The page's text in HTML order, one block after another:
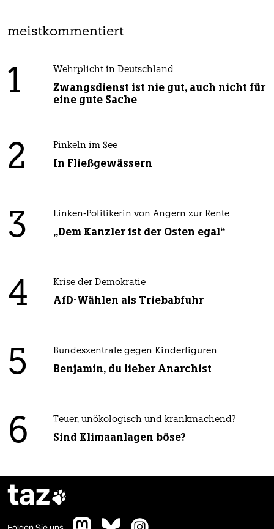
meistkommentiert
1 Wehrplicht in Deutschland
Zwangsdienst ist nie gut, auch nicht für
eine gute Sache
2 Pinkeln im See
In Fließgewässern
3 Linken-Politikerin von Angern zur Rente
„Dem Kanzler ist der Osten egal“
4 Krise der Demokratie
AfD-Wählen als Triebabfuhr
5 Bundeszentrale gegen Kinderfiguren
Benjamin, du lieber Anarchist
6 Teuer, unökologisch und krankmachend?
Sind Klimaanlagen böse?
taz